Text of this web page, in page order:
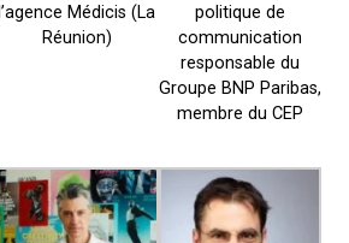
l’agence Médicis (La
Réunion)
politique de
communication
responsable du
Groupe BNP Paribas,
membre du CEP